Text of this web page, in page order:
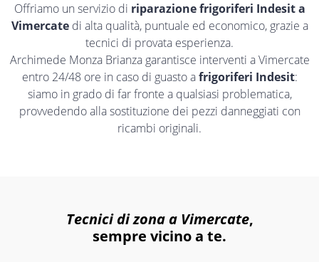
Offriamo un servizio di riparazione frigoriferi Indesit a
Vimercatedi alta qualità, puntuale ed economico, grazie a
tecnici di provata esperienza.
Archimede Monza Brianza garantisce interventi a Vimercate
entro 24/48 ore in caso di guasto afrigoriferi Indesit:
siamo in grado di far fronte a qualsiasi problematica,
provvedendo alla sostituzione dei pezzi danneggiati con
ricambi originali.
Tecnici di zona a Vimercate,
sempre vicino a te.